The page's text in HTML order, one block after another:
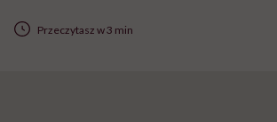
Przeczytasz w 3 min